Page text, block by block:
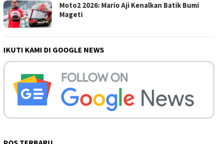
Moto2 2026: Mario Aji Kenalkan Batik Bumi
Mageti
IKUTI KAMI DI GOOGLE NEWS